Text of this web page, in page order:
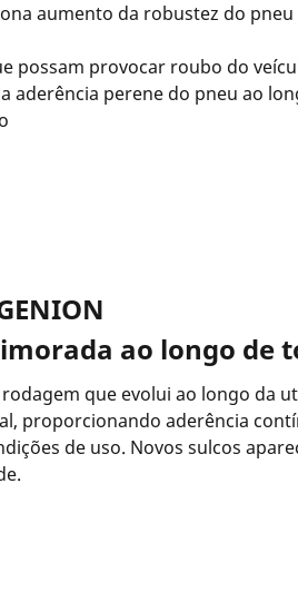
aumento da robustez do
possam provocar roubo do
aderência perene do pneu ao
ao longo de
que evolui ao longo da
proporcionando aderência
de uso. Novos sulcos